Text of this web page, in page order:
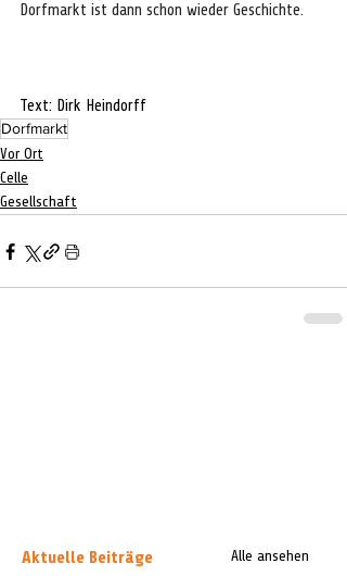
Dorfmarkt ist dann schon wieder Geschichte.
Text: Dirk Heindorff
Dorfmarkt
Vor Ort
Celle
Gesellschaft
Aktuelle Beiträge Alle ansehen